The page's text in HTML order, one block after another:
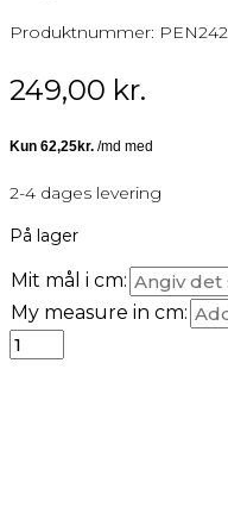
Produktnummer: PEN242
249,00 kr.
2-4 dages levering
På lager
Mit mål i cm:
My measure in cm: